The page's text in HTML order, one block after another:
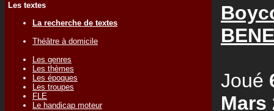
Les textes
La recherche de textes
Théâtre à domicile
Les genres
Les thèmes
Les époques
Les troupes
FLE
Le handicap moteur
Joué
Mars